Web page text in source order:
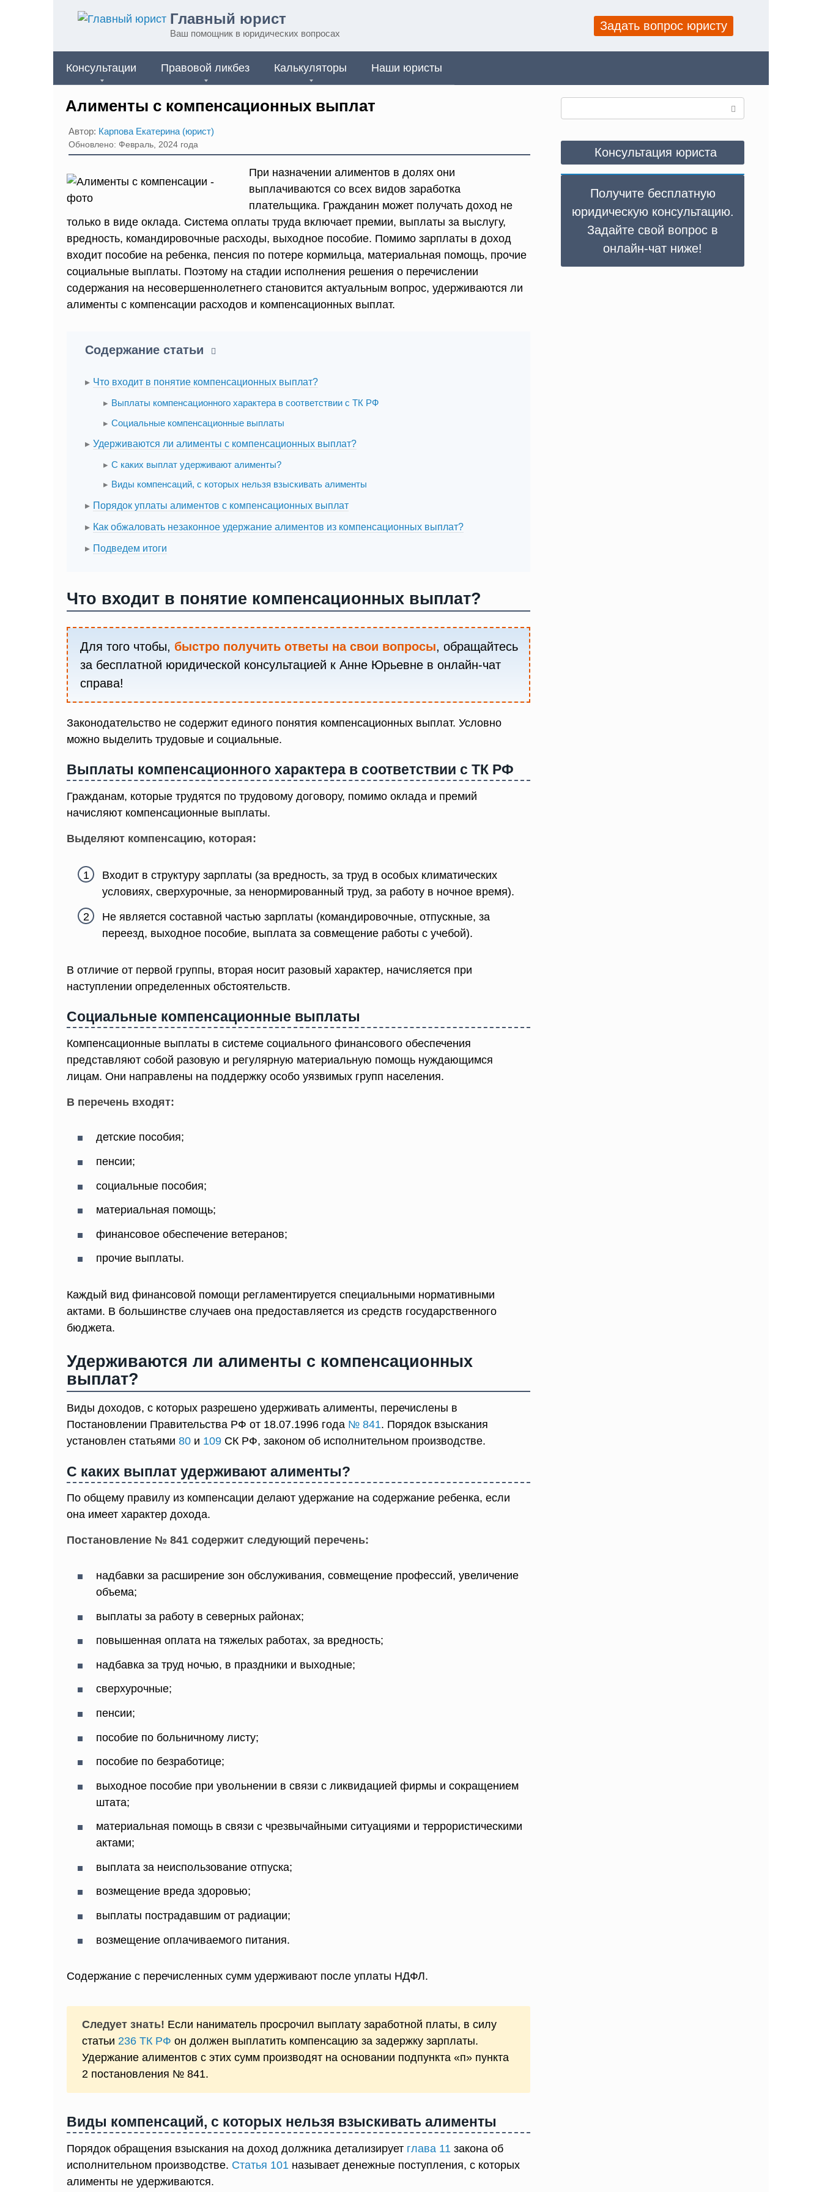
Главный юрист
Ваш помощник в юридических вопросах
Задать вопрос юристу
Консультации Правовой ликбез Калькуляторы Наши юристы
Алименты с компенсационных выплат
Автор: Карпова Екатерина (юрист)
Обновлено: Февраль, 2024 года
При назначении алиментов в долях они
выплачиваются со всех видов заработка
плательщика. Гражданин может получать доход не
только в виде оклада. Система оплаты труда включает премии, выплаты за выслугу,
вредность, командировочные расходы, выходное пособие. Помимо зарплаты в доход
входит пособие на ребенка, пенсия по потере кормильца, материальная помощь, прочие
социальные выплаты. Поэтому на стадии исполнения решения о перечислении
содержания на несовершеннолетнего становится актуальным вопрос, удерживаются ли
алименты с компенсации расходов и компенсационных выплат.
Содержание статьи
Что входит в понятие компенсационных выплат?
Выплаты компенсационного характера в соответствии с ТК РФ
Социальные компенсационные выплаты
Удерживаются ли алименты с компенсационных выплат?
С каких выплат удерживают алименты?
Виды компенсаций, с которых нельзя взыскивать алименты
Порядок уплаты алиментов с компенсационных выплат
Как обжаловать незаконное удержание алиментов из компенсационных выплат?
Подведем итоги
Что входит в понятие компенсационных выплат?
Для того чтобы, быстро получить ответы на свои вопросы, обращайтесь
за бесплатной юридической консультацией к Анне Юрьевне в онлайн-чат
справа!
Законодательство не содержит единого понятия компенсационных выплат. Условно
можно выделить трудовые и социальные.
Выплаты компенсационного характера в соответствии с ТК РФ
Гражданам, которые трудятся по трудовому договору, помимо оклада и премий
начисляют компенсационные выплаты.
Выделяют компенсацию, которая:
Входит в структуру зарплаты (за вредность, за труд в особых климатических
условиях, сверхурочные, за ненормированный труд, за работу в ночное время).
Не является составной частью зарплаты (командировочные, отпускные, за
переезд, выходное пособие, выплата за совмещение работы с учебой).
В отличие от первой группы, вторая носит разовый характер, начисляется при
наступлении определенных обстоятельств.
Социальные компенсационные выплаты
Компенсационные выплаты в системе социального финансового обеспечения
представляют собой разовую и регулярную материальную помощь нуждающимся
лицам. Они направлены на поддержку особо уязвимых групп населения.
В перечень входят:
детские пособия;
пенсии;
социальные пособия;
материальная помощь;
финансовое обеспечение ветеранов;
прочие выплаты.
Каждый вид финансовой помощи регламентируется специальными нормативными
актами. В большинстве случаев она предоставляется из средств государственного
бюджета.
Удерживаются ли алименты с компенсационных
выплат?
Виды доходов, с которых разрешено удерживать алименты, перечислены в
Постановлении Правительства РФ от 18.07.1996 года № 841. Порядок взыскания
установлен статьями 80 и 109 СК РФ, законом об исполнительном производстве.
С каких выплат удерживают алименты?
По общему правилу из компенсации делают удержание на содержание ребенка, если
она имеет характер дохода.
Постановление № 841 содержит следующий перечень:
надбавки за расширение зон обслуживания, совмещение профессий, увеличение
объема;
выплаты за работу в северных районах;
повышенная оплата на тяжелых работах, за вредность;
надбавка за труд ночью, в праздники и выходные;
сверхурочные;
пенсии;
пособие по больничному листу;
пособие по безработице;
выходное пособие при увольнении в связи с ликвидацией фирмы и сокращением
штата;
материальная помощь в связи с чрезвычайными ситуациями и террористическими
актами;
выплата за неиспользование отпуска;
возмещение вреда здоровью;
выплаты пострадавшим от радиации;
возмещение оплачиваемого питания.
Содержание с перечисленных сумм удерживают после уплаты НДФЛ.
Следует знать! Если наниматель просрочил выплату заработной платы, в силу
статьи 236 ТК РФ он должен выплатить компенсацию за задержку зарплаты.
Удержание алиментов с этих сумм производят на основании подпункта «п» пункта
2 постановления № 841.
Виды компенсаций, с которых нельзя взыскивать алименты
Порядок обращения взыскания на доход должника детализирует глава 11 закона об
исполнительном производстве. Статья 101 называет денежные поступления, с которых
алименты не удерживаются.
Консультация юриста
Получите бесплатную
юридическую консультацию.
Задайте свой вопрос в
онлайн-чат ниже!